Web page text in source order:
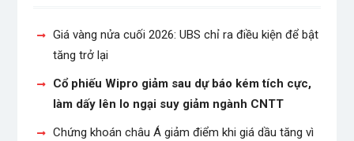
Giá vàng nửa cuối 2026: UBS chỉ ra điều kiện để bật
tăng trở lại
Cổ phiếu Wipro giảm sau dự báo kém tích cực,
làm dấy lên lo ngại suy giảm ngành CNTT
Chứng khoán châu Á giảm điểm khi giá dầu tăng vì